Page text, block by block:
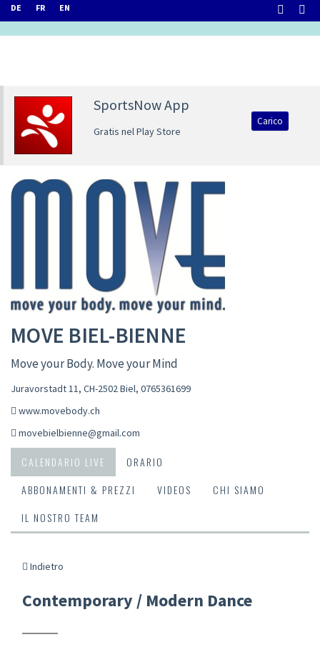
DE FR EN
SportsNow App
Gratis nel Play Store
Carico
MOVE BIEL-BIENNE
Move your Body. Move your Mind
Juravorstadt 11, CH-2502 Biel, 0765361699
www.movebody.ch
movebielbienne@gmail.com
CALENDARIO LIVE
ORARIO
ABBONAMENTI & PREZZI
VIDEOS
CHI SIAMO
IL NOSTRO TEAM
Indietro
Contemporary / Modern Dance